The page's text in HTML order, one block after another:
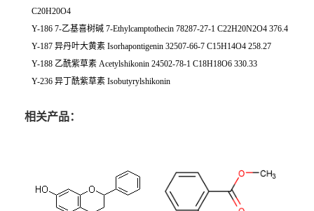
C20H20O4
Y-186 7-乙基喜树碱 7-Ethylcamptothecin 78287-27-1 C22H20N2O4 376.4
Y-187 异丹叶大黄素 Isorhapontigenin 32507-66-7 C15H14O4 258.27
Y-188 乙酰紫草素 Acetylshikonin 24502-78-1 C18H18O6 330.33
Y-236 异丁酰紫草素 Isobutyrylshikonin
相关产品：